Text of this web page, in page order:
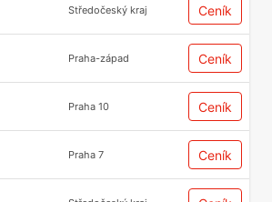
Středočeský kraj Ceník
Praha-západ Ceník
Praha 10 Ceník
Praha 7 Ceník